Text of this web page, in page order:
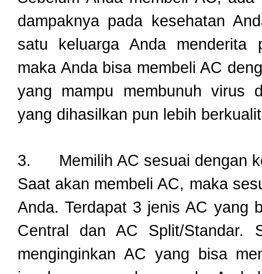
dampaknya pada kesehatan
satu keluarga Anda menderita
maka Anda bisa membeli AC
yang mampu membunuh virus
yang dihasilkan pun lebih
3.
Memilih AC sesuai dengan
Saat akan membeli AC, maka
Anda. Terdapat 3 jenis AC yang
Central dan AC Split/Standar.
menginginkan AC yang bisa